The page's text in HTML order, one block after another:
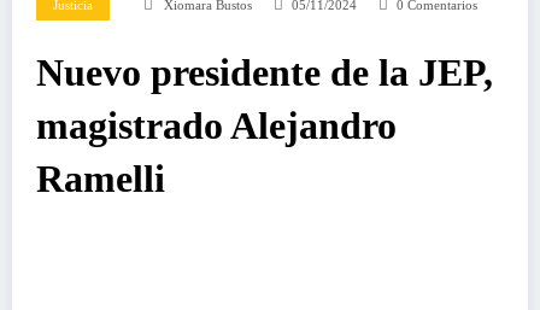
Justicia Xiomara Bustos 05/11/2024 0 Comentarios
Nuevo presidente de la JEP,
magistrado Alejandro
Ramelli